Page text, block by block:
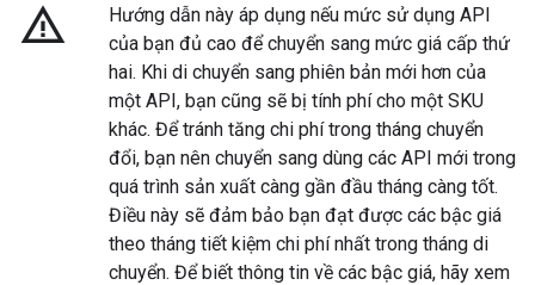
warning_amber
Hướng dẫn này áp dụng nếu mức sử dụng API
của bạn đủ cao để chuyển sang mức giá cấp thứ
hai. Khi di chuyển sang phiên bản mới hơn của
một API, bạn cũng sẽ bị tính phí cho một SKU
khác. Để tránh tăng chi phí trong tháng chuyển
đổi, bạn nên chuyển sang dùng các API mới trong
quá trình sản xuất càng gần đầu tháng càng tốt.
Điều này sẽ đảm bảo bạn đạt được các bậc giá
theo tháng tiết kiệm chi phí nhất trong tháng di
chuyển. Để biết thông tin về các bậc giá, hãy xem